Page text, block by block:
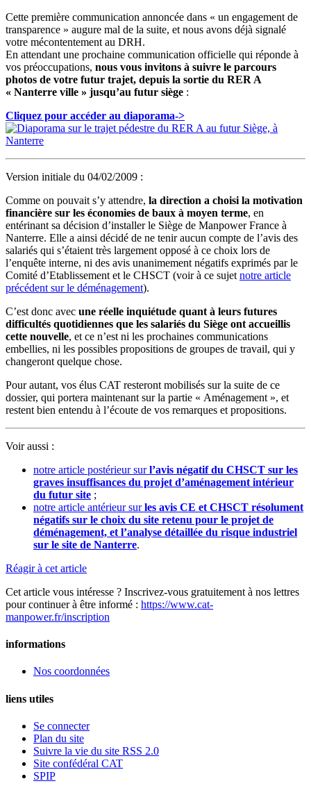
Cette première communication annoncée dans « un engagement de
transparence » augure mal de la suite, et nous avons déjà signalé
votre mécontentement au DRH.
En attendant une prochaine communication officielle qui réponde à
vos préoccupations, nous vous invitons à suivre le parcours
photos de votre futur trajet, depuis la sortie du RER A
« Nanterre ville » jusqu’au futur siège :
Cliquez pour accéder au diaporama->
Version initiale du 04/02/2009 :
Comme on pouvait s’y attendre, la direction a choisi la motivation
financière sur les économies de baux à moyen terme, en
entérinant sa décision d’installer le Siège de Manpower France à
Nanterre. Elle a ainsi décidé de ne tenir aucun compte de l’avis des
salariés qui s’étaient très largement opposé à ce choix lors de
l’enquête interne, ni des avis unanimement négatifs exprimés par le
Comité d’Etablissement et le CHSCT (voir à ce sujet notre article
précédent sur le déménagement).
C’est donc avec une réelle inquiétude quant à leurs futures
difficultés quotidiennes que les salariés du Siège ont accueillis
cette nouvelle, et ce n’est ni les prochaines communications
embellies, ni les possibles propositions de groupes de travail, qui y
changeront quelque chose.
Pour autant, vos élus CAT resteront mobilisés sur la suite de ce
dossier, qui portera maintenant sur la partie « Aménagement », et
restent bien entendu à l’écoute de vos remarques et propositions.
Voir aussi :
notre article postérieur surl’avis négatif du CHSCT sur les
graves insuffisances du projet d’aménagement intérieur
du futur site ;
notre article antérieur surles avis CE et CHSCT résolument
négatifs sur le choix du site retenu pour le projet de
déménagement, et l’analyse détaillée du risque industriel
sur le site de Nanterre.
Réagir à cet article
Cet article vous intéresse ? Inscrivez-vous gratuitement à nos lettres
pour continuer à être informé : https://www.cat-
manpower.fr/inscription
informations
Nos coordonnées
liens utiles
Se connecter
Plan du site
Suivre la vie du site RSS 2.0
Site confédéral CAT
SPIP